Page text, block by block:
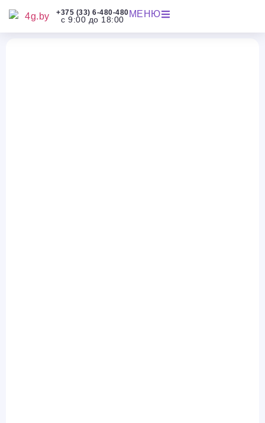
+375 (33) 6-480-480
с 9:00 до 18:00
МЕНЮ